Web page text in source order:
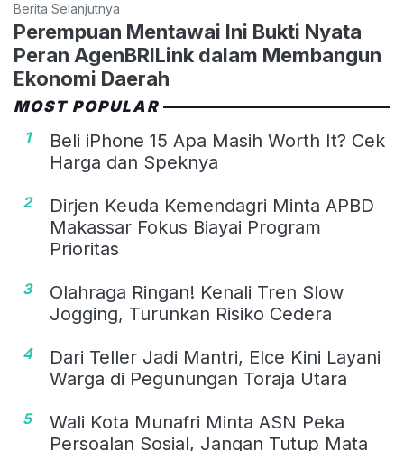
Berita Selanjutnya
Perempuan Mentawai Ini Bukti Nyata
Peran AgenBRILink dalam Membangun
Ekonomi Daerah
MOST POPULAR
1
Beli iPhone 15 Apa Masih Worth It? Cek
Harga dan Speknya
2
Dirjen Keuda Kemendagri Minta APBD
Makassar Fokus Biayai Program
Prioritas
3
Olahraga Ringan! Kenali Tren Slow
Jogging, Turunkan Risiko Cedera
4
Dari Teller Jadi Mantri, Elce Kini Layani
Warga di Pegunungan Toraja Utara
5
Wali Kota Munafri Minta ASN Peka
Persoalan Sosial, Jangan Tutup Mata